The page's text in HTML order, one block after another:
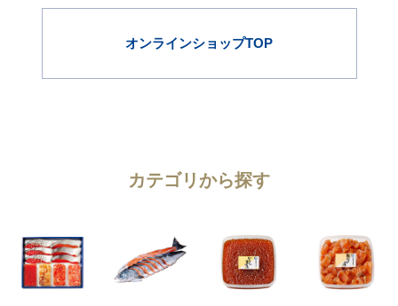
オンラインショップTOP
カテゴリから探す